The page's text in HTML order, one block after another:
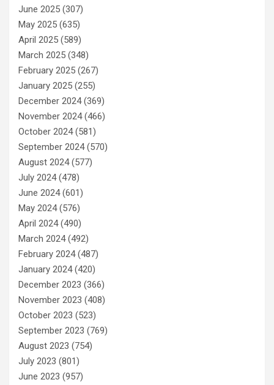
June 2025 (307)
May 2025 (635)
April 2025 (589)
March 2025 (348)
February 2025 (267)
January 2025 (255)
December 2024(369)
November 2024(466)
October 2024(581)
September 2024(570)
August 2024(577)
July 2024(478)
June 2024(601)
May 2024(576)
April 2024(490)
March 2024(492)
February 2024(487)
January 2024(420)
December 2023 (366)
November 2023 (408)
October 2023 (523)
September 2023 (769)
August 2023 (754)
July 2023 (801)
June 2023 (957)